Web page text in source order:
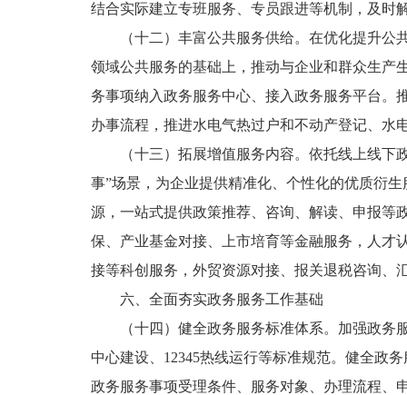
结合实际建立专班服务、专员跟进等机制，及时
（十二）丰富公共服务供给。在优化提升
领域公共服务的基础上，推动与企业和群众生产
务事项纳入政务服务中心、接入政务服务平台。
办事流程，推进水电气热过户和不动产登记、水
（十三）拓展增值服务内容。依托线上线
事”场景，为企业提供精准化、个性化的优质衍
源，一站式提供政策推荐、咨询、解读、申报等
保、产业基金对接、上市培育等金融服务，人才
接等科创服务，外贸资源对接、报关退税咨询、
六、全面夯实政务服务工作基础
（十四）健全政务服务标准体系。加强政
中心建设、12345热线运行等标准规范。健全政
政务服务事项受理条件、服务对象、办理流程、